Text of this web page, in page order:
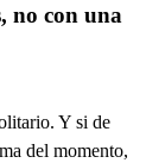
no con una
Y si de
del momento,